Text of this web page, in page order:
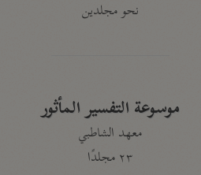
نحو مجلدين
موسوعة التفسير المأثور
معهد الشاطبي
٢٣ مجلدًا